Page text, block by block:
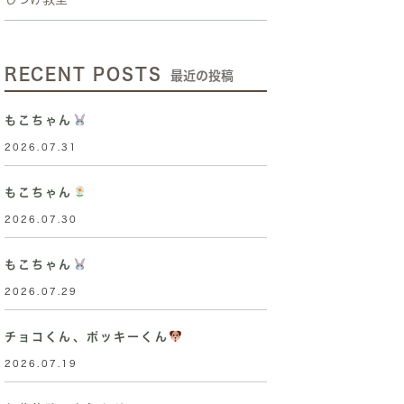
RECENT POSTS 最近の投稿
もこちゃん
2026.07.31
もこちゃん
2026.07.30
もこちゃん
2026.07.29
チョコくん、ポッキーくん
2026.07.19